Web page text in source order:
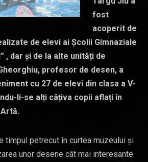
fost
acoperit de
de elevi ai Școlii Gimnaziale
, dar și de la alte unități de
profesor de desen, a
cu 27 de elevi din clasa a V-
li-se alți câțiva copii aflați în
timpul petrecut în curtea muzeului și
unor desene cât mai interesante.